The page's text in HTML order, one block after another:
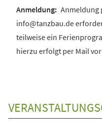
Anmeldung
info@tanzbau.de
teilweise ein
hierzu erfolgt per Mail